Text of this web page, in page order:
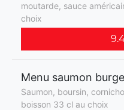
moutarde, sauce
choix
Menu saumon
Saumon, boursin,
boisson 33 cl au choix